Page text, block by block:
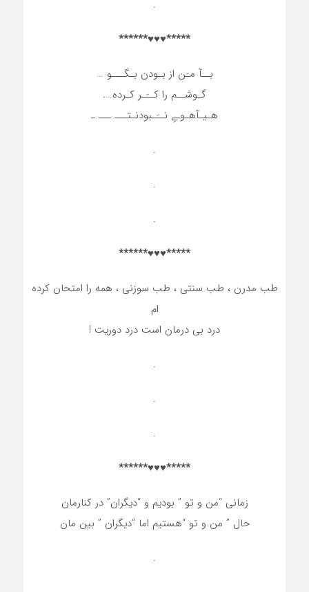
.
*****♥♥♥******
بــآ مـَن از بـودن بـگـــو …
گـوشــم را کــَـر کـرده….
هـیـآهـوـےِ نــَـبودنـتـــ ـــ ـ
.
.
.
*****♥♥♥******
طب مدرن ، طب سنتی ، طب سوزنی ، همه را امتحان کرده
ام
درد بی درمان است درد دوریت !
.
.
.
*****♥♥♥******
زمانی “من و تو ” بودیم و “دیگران” در کنارمان
حال ” من و تو “هستیم اما “دیگران ” بین مان
.